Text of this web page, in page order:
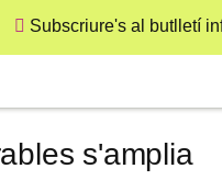
Subscriure's al butlletí
s'amplia